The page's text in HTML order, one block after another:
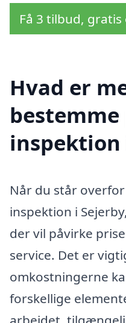
Få 3 tilbud,
Hvad er
bestemme
inspektion
Når du står
inspektion i
der vil påvirke
service. Det er
omkostningerne
forskellige